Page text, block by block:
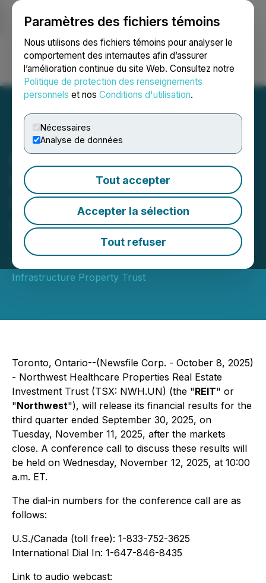
Paramètres des fichiers témoins
Nous utilisons des fichiers témoins pour analyser le
comportement des internautes afin d’assurer
l’amélioration continue du site Web. Consultez notre
Politique de protection des renseignements
personnels et nos Conditions d'utilisation.
Nécessaires
Analyse de données
Tout accepter
Accepter la sélection
Tout refuser
Ouvrir une session Recherche English
Northwest Healthcare
Properties Real Estate
Investment Trust
Announces Timing for
Third Quarter 2025 Results
October 08, 2025 7:35 AM EDT | Source:
Infrastructure Property Trust
Toronto, Ontario--(Newsfile Corp. - October 8, 2025)
- Northwest Healthcare Properties Real Estate
Investment Trust (TSX: NWH.UN) (the "REIT" or
"Northwest"), will release its financial results for the
third quarter ended September 30, 2025, on
Tuesday, November 11, 2025, after the markets
close. A conference call to discuss these results will
be held on Wednesday, November 12, 2025, at 10:00
a.m. ET.
The dial-in numbers for the conference call are as
follows:
U.S./Canada (toll free): 1-833-752-3625
International Dial In: 1-647-846-8435
Link to audio webcast: